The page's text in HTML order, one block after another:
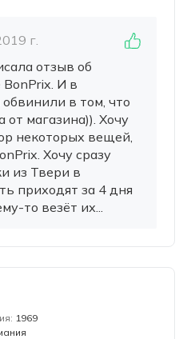
г.
отзыв об
И в
в том, что
от магазина)). Хочу
некоторых вещей,
Хочу сразу
из Твери в
приходят за 4 дня
то везёт их...
1969